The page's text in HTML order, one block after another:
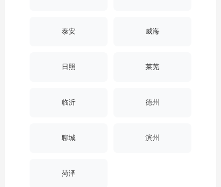
泰安 威海
日照 莱芜
临沂 德州
聊城 滨州
菏泽